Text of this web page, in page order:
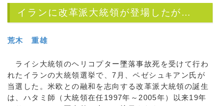
イランに改革派大統領が登場したが…
荒木 重雄
ライシ大統領のヘリコプター墜落事故死を受けて行わ
れたイランの大統領選挙で、7月、ペゼシュキアン氏が
当選した。米欧との融和を志向する改革派大統領の誕生
は、ハタミ師（大統領在任1997年～2005年）以来19年